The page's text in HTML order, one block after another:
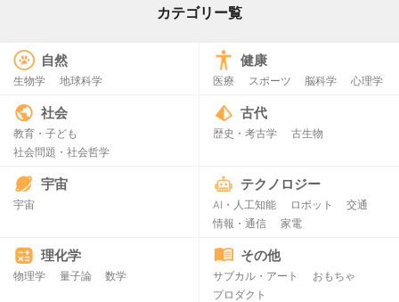
カテゴリー覧
自然
生物学 地球科学
健康
医療 スポーツ 脳科学 心理学
社会
教育・子ども
社会問題・社会哲学
古代
歴史・考古学 古生物
宇宙
宇宙
テクノロジー
AI・人工知能 ロボット
交通
情報・通信
家電
理化学
物理学 量子論 数学
その他
サブカル・アート
おもちゃ
プロダクト